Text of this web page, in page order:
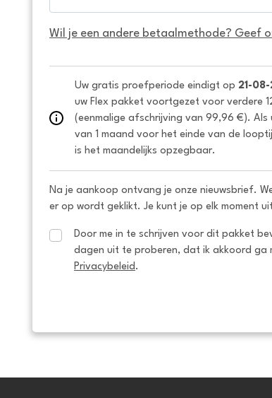
Wil je een andere betaalmethode? Geef
Uw gratis proefperiode eindigt op 21-
uw Flex pakket voortgezet voor verdere
(eenmalige afschrijving van 99,96 €).
van 1 maand voor het einde van de
is het maandelijks opzegbaar.
Na je aankoop ontvang je onze nieuwsbrief.
er op wordt geklikt. Je kunt je op elk moment
Door me in te schrijven voor dit pakket
dagen uit te proberen, dat ik akkoord ga
Privacybeleid .